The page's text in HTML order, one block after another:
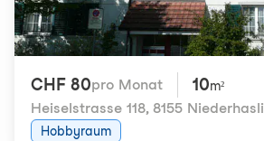
CHF 80pro Monat 10m²
Heiselstrasse 118, 8155 Niederhasli
Hobbyraum